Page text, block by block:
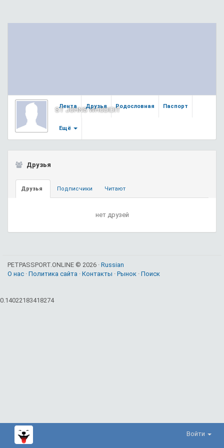
Войти
ST JOHNS WHODIDIT
Лента Друзья Родословная Паспорт
Ещё
Друзья
Друзья Подписчики Читают
нет друзей
PETPASSPORT.ONLINE © 2026 · Russian
О нас · Политика сайта · Контакты · Рынок · Поиск
0.14022183418274